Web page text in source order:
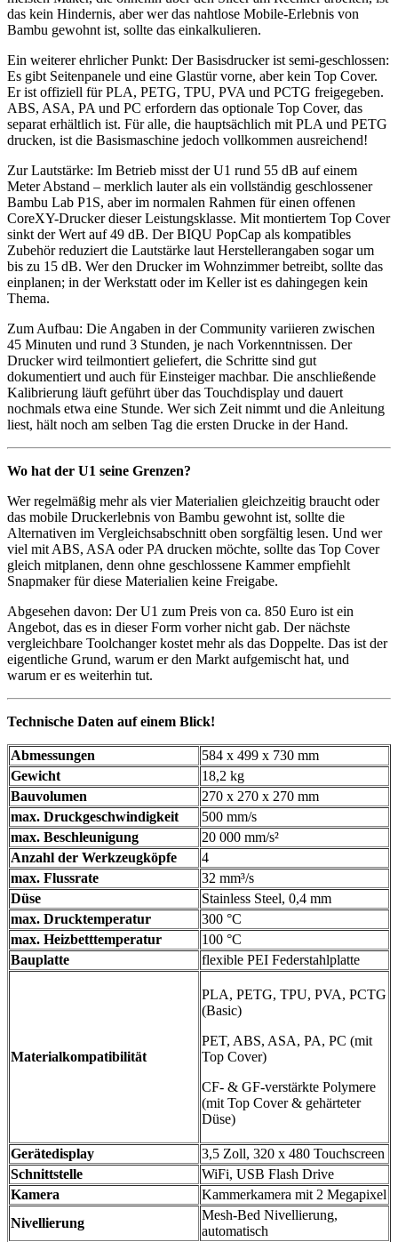
das kein Hindernis, aber wer das nahtlose Mobile-Erlebnis von
Bambu gewohnt ist, sollte das einkalkulieren.
Ein weiterer ehrlicher Punkt: Der Basisdrucker ist semi-geschlossen:
Es gibt Seitenpanele und eine Glastür vorne, aber kein Top Cover.
Er ist offiziell für PLA, PETG, TPU, PVA und PCTG freigegeben.
ABS, ASA, PA und PC erfordern das optionale Top Cover, das
separat erhältlich ist. Für alle, die hauptsächlich mit PLA und PETG
drucken, ist die Basismaschine jedoch vollkommen ausreichend!
Zur Lautstärke: Im Betrieb misst der U1 rund 55 dB auf einem
Meter Abstand – merklich lauter als ein vollständig geschlossener
Bambu Lab P1S, aber im normalen Rahmen für einen offenen
CoreXY-Drucker dieser Leistungsklasse. Mit montiertem Top Cover
sinkt der Wert auf 49 dB. Der BIQU PopCap als kompatibles
Zubehör reduziert die Lautstärke laut Herstellerangaben sogar um
bis zu 15 dB. Wer den Drucker im Wohnzimmer betreibt, sollte das
einplanen; in der Werkstatt oder im Keller ist es dahingegen kein
Thema.
Zum Aufbau: Die Angaben in der Community variieren zwischen
45 Minuten und rund 3 Stunden, je nach Vorkenntnissen. Der
Drucker wird teilmontiert geliefert, die Schritte sind gut
dokumentiert und auch für Einsteiger machbar. Die anschließende
Kalibrierung läuft geführt über das Touchdisplay und dauert
nochmals etwa eine Stunde. Wer sich Zeit nimmt und die Anleitung
liest, hält noch am selben Tag die ersten Drucke in der Hand.
Wo hat der U1 seine Grenzen?
Wer regelmäßig mehr als vier Materialien gleichzeitig braucht oder
das mobile Druckerlebnis von Bambu gewohnt ist, sollte die
Alternativen im Vergleichsabschnitt oben sorgfältig lesen. Und wer
viel mit ABS, ASA oder PA drucken möchte, sollte das Top Cover
gleich mitplanen, denn ohne geschlossene Kammer empfiehlt
Snapmaker für diese Materialien keine Freigabe.
Abgesehen davon: Der U1 zum Preis von ca. 850 Euro ist ein
Angebot, das es in dieser Form vorher nicht gab. Der nächste
vergleichbare Toolchanger kostet mehr als das Doppelte. Das ist der
eigentliche Grund, warum er den Markt aufgemischt hat, und
warum er es weiterhin tut.
Technische Daten auf einem Blick!
Abmessungen
584 x 499 x 730 mm
Gewicht
18,2 kg
Bauvolumen
270 x 270 x 270 mm
max. Druckgeschwindigkeit
500 mm/s
max. Beschleunigung
20 000 mm/s²
Anzahl der Werkzeugköpfe
4
max. Flussrate
32 mm³/s
Düse
Stainless Steel, 0,4 mm
max. Drucktemperatur
300 °C
max. Heizbetttemperatur
100 °C
Bauplatte
flexible PEI Federstahlplatte
Materialkompatibilität
PLA, PETG, TPU, PVA, PCTG
(Basic)
PET, ABS, ASA, PA, PC (mit
Top Cover)
CF- & GF-verstärkte Polymere
(mit Top Cover & gehärteter
Düse)
Gerätedisplay
3,5 Zoll, 320 x 480 Touchscreen
Schnittstelle
WiFi, USB Flash Drive
Kamera
Kammerkamera mit 2 Megapixel
Nivellierung
Mesh-Bed Nivellierung,
automatisch